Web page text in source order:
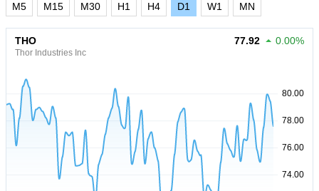
M5 M15 M30 H1 H4 D1 W1 MN
THO
Thor Industries Inc
77.92 0.00%